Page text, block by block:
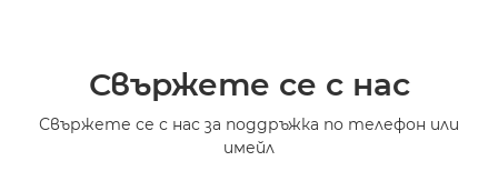
Свържете се с нас
Свържете се с нас за поддръжка по телефон или
имейл